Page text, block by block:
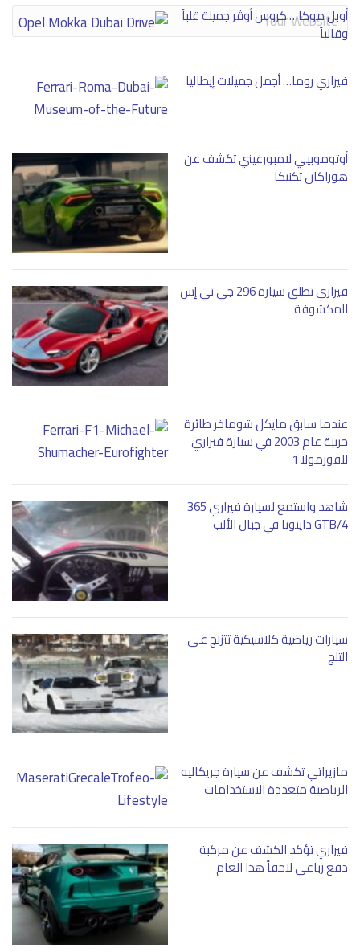
أوبل موكا… كروس أوڤر جميلة قلباً
وقالباً
فيراري روما… أجمل جميلات إيطاليا
أوتوموبيلي لامبورغيني تكشف عن
هوراكان تكنيكا
فيراري تطلق سيارة 296 جي تي إس
المكشوفة
عندما سابق مايكل شوماخر طائرة
حربية عام 2003 في سيارة فيراري
للفورمولا 1
شاهد واستمع لسيارة فيراري 365
GTB/4 دايتونا في جبال الألب
سيارات رياضية كلاسيكية تتزلج على
الثلج
مازيراتي تكشف عن سيارة جريكاليه
الرياضية متعددة الاستخدامات
فيراري تؤكد الكشف عن مركبة
دفع رباعي لاحقاً هذا العام